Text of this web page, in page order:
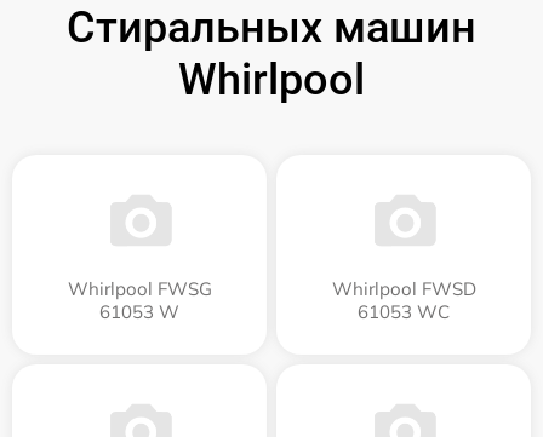
Стиральных машин
Whirlpool
Whirlpool FWSG
61053 W
Whirlpool FWSD
61053 WC